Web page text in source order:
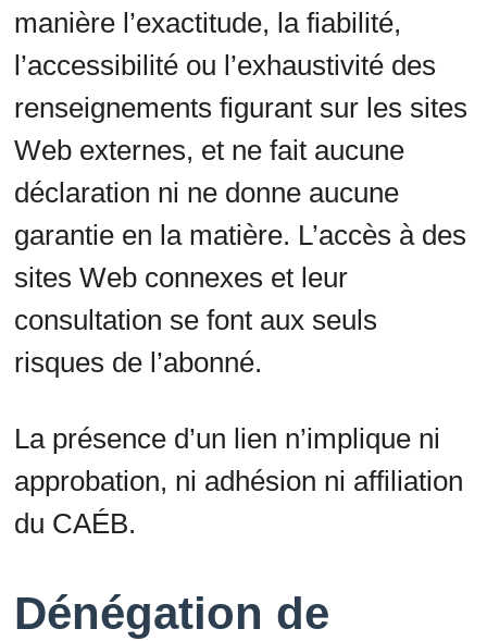
manière l’exactitude, la fiabilité,
l’accessibilité ou l’exhaustivité des
renseignements figurant sur les sites
Web externes, et ne fait aucune
déclaration ni ne donne aucune
garantie en la matière. L’accès à des
sites Web connexes et leur
consultation se font aux seuls
risques de l’abonné.
La présence d’un lien n’implique ni
approbation, ni adhésion ni affiliation
du CAÉB.
Dénégation de